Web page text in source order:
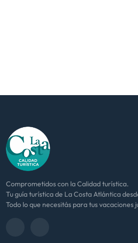
Comprometidos con la Calidad turística.
Tu guía turística de La Costa Atlántica
Todo lo que necesitás para tus vacaciones